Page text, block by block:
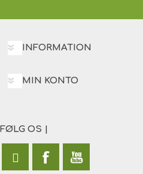
INFORMATION
MIN KONTO
FØLG OS |